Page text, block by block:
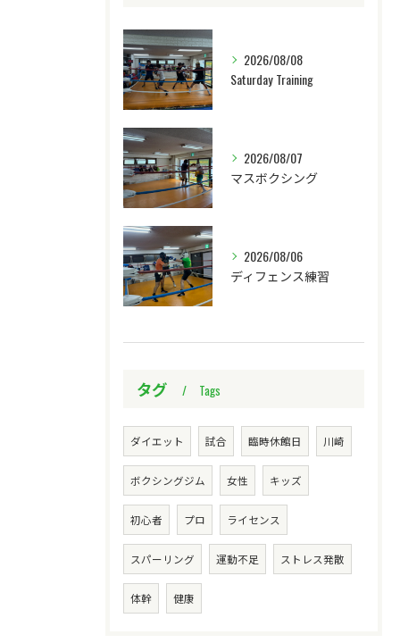
2026/08/08
Saturday Training
2026/08/07
マスボクシング
2026/08/06
ディフェンス練習
タグ Tags
ダイエット 試合 臨時休館日 川崎
ボクシングジム 女性 キッズ
初心者 プロ ライセンス
スパーリング 運動不足 ストレス発散
体幹 健康